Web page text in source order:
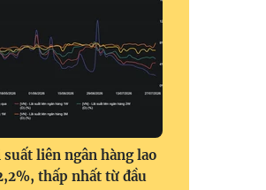
suất liên ngân hàng lao
thấp nhất từ đầu